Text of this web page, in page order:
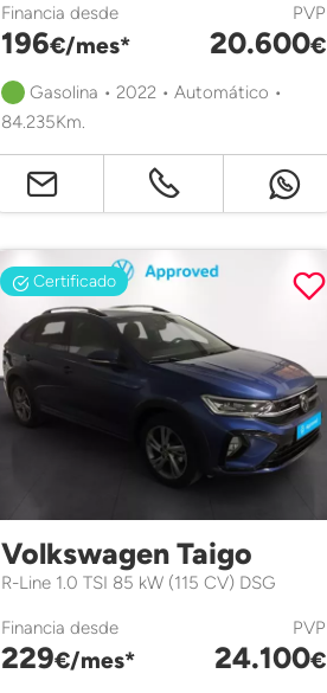
Financia desde
196€/mes*
PVP
20.600€
Gasolina • 2022 • Automático •
84.235Km.
Certificado
Volkswagen Taigo
R-Line 1.0 TSI 85 kW (115 CV) DSG
Financia desde
229€/mes*
PVP
24.100€